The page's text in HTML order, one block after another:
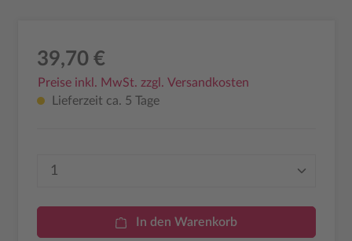
39,70 €
Preise inkl. MwSt. zzgl. Versandkosten
Lieferzeit ca. 5 Tage
Produkt Anzahl: Gib den gewünschten
In den Warenkorb